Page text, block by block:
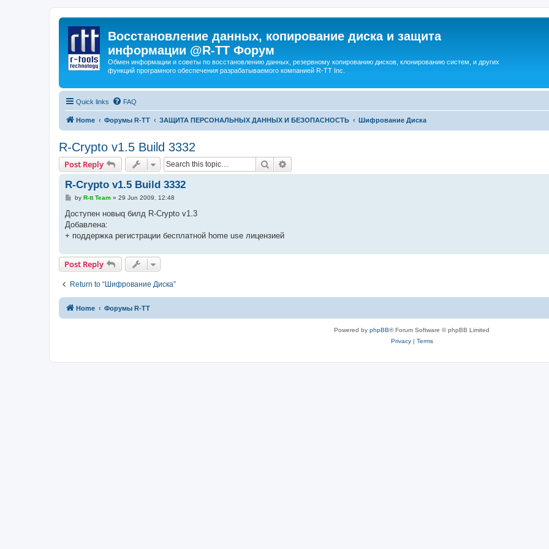
Восстановление данных, копирование диска и защита
информации @R-TT Форум
Обмен информации и советы по восстановлению данных, резервному копированию дисков, клонированию систем, и других
функций програмного обеспечения разрабатываемого компанией R-TT Inc.
Quick links FAQ
Home Форумы R-TT ЗАЩИТА ПЕРСОНАЛЬНЫХ ДАННЫХ И БЕЗОПАСНОСТЬ Шифрование Диска
R-Crypto v1.5 Build 3332
Post Reply Search
R-Crypto v1.5 Build 3332
P
s
by R-tt Team» 29 Jun 2009, 12:48
Доступен новыq билд R-Crypto v1.3
Добавлена:
+ поддержка регистрации бесплатной home use лицензией
Post Reply
Return to “Шифрование Диска”
Home Форумы R-TT
Powered by phpBB® Forum Software © phpBB Limited
Privacy| Terms